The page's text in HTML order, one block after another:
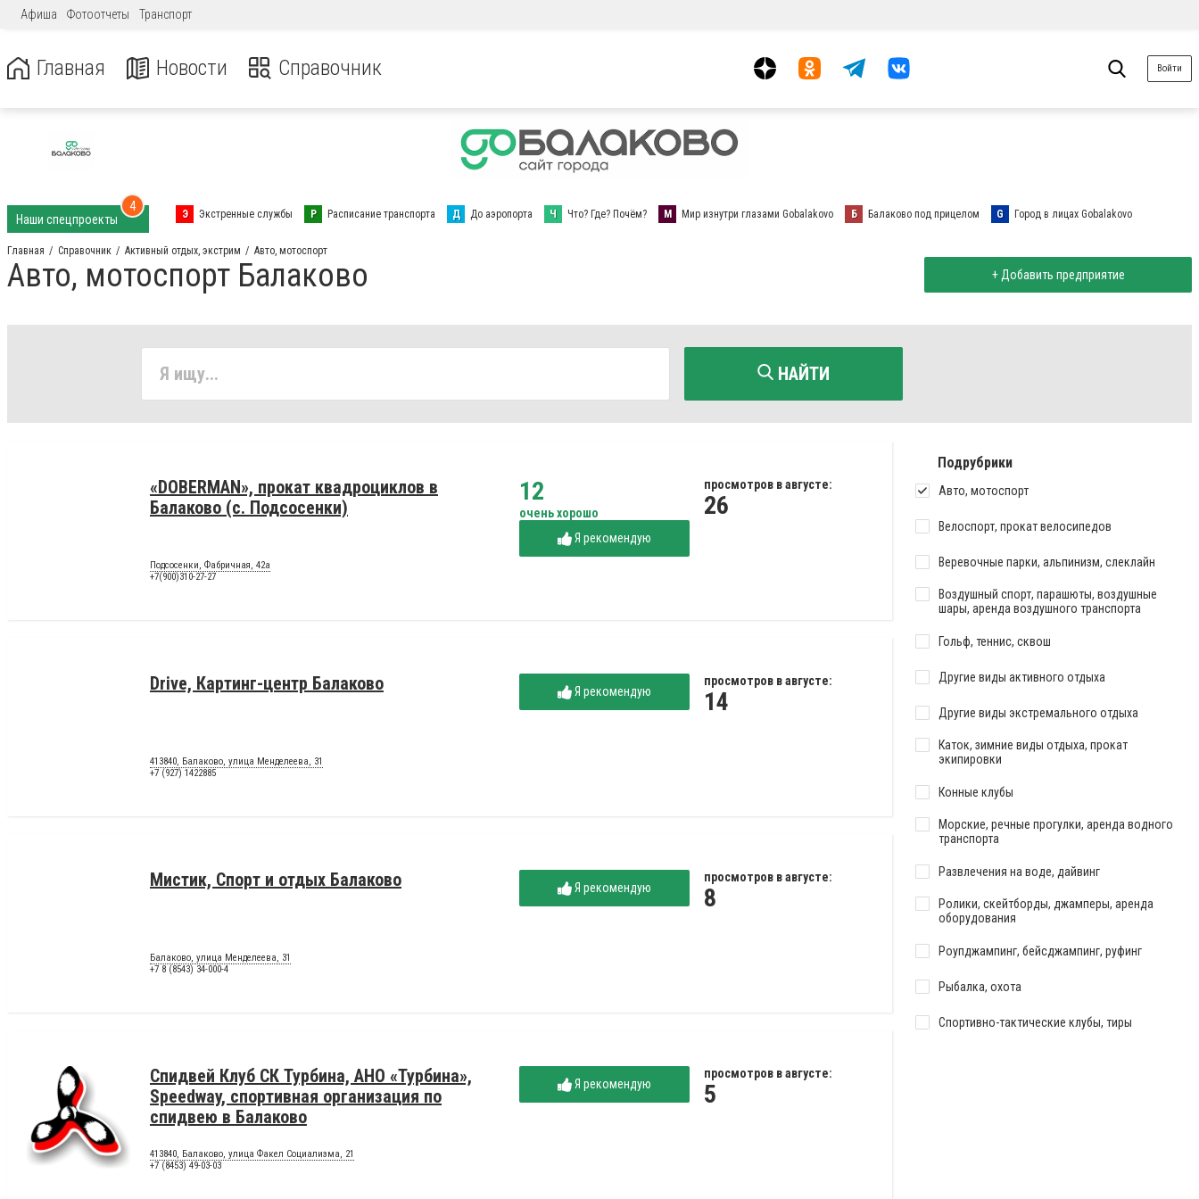
Афиша Фотоотчеты Транспорт
Главная Новости Справочник Войти
Наши спецпроекты
4
Э Экстренные службы Р Расписание транспорта Д До аэропорта Ч Что? Где? Почём? М Мир изнутри глазами Gobalakovo Б Балаково под прицелом G Город в лицах Gobalakovo
Главная Справочник Активный отдых, экстрим Авто, мотоспорт
Авто, мотоспорт Балаково + Добавить предприятие
НАЙТИ
«DOBERMAN», прокат квадроциклов в
Балаково (с. Подсосенки)
Подсосенки, Фабричная, 42а
+7(900)310-27-27
12
очень хорошо
Я рекомендую
просмотров в августе:
26
Drive, Картинг-центр Балаково
413840, Балаково, улица Менделеева, 31
+7 (927) 1422885
Я рекомендую
просмотров в августе:
14
Мистик, Спорт и отдых Балаково
Балаково, улица Менделеева, 31
+7 8 (8543) 34-000-4
Я рекомендую
просмотров в августе:
8
Спидвей Клуб СК Турбина, АНО «Турбина»,
Speedway, спортивная организация по
спидвею в Балаково
413840, Балаково, улица Факел Социализма, 21
+7 (8453) 49-03-03
Я рекомендую
просмотров в августе:
5
Подрубрики
Авто, мотоспорт
Велоспорт, прокат велосипедов
Веревочные парки, альпинизм, слеклайн
Воздушный спорт, парашюты, воздушные
шары, аренда воздушного транспорта
Гольф, теннис, сквош
Другие виды активного отдыха
Другие виды экстремального отдыха
Каток, зимние виды отдыха, прокат
экипировки
Конные клубы
Морские, речные прогулки, аренда водного
транспорта
Развлечения на воде, дайвинг
Ролики, скейтборды, джамперы, аренда
оборудования
Роупджампинг, бейсджампинг, руфинг
Рыбалка, охота
Спортивно-тактические клубы, тиры